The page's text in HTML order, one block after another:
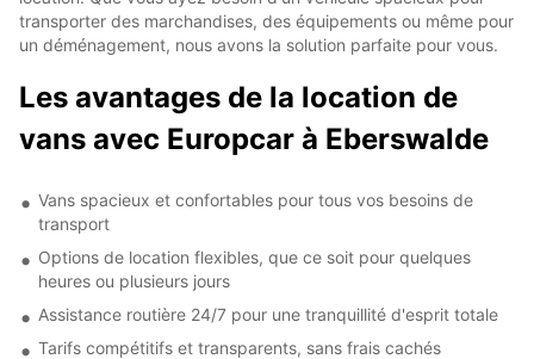
transporter des marchandises, des équipements ou même pour
un déménagement, nous avons la solution parfaite pour vous.
Les avantages de la location de
vans avec Europcar à Eberswalde
Vans spacieux et confortables pour tous vos besoins de
transport
Options de location flexibles, que ce soit pour quelques
heures ou plusieurs jours
Assistance routière 24/7 pour une tranquillité d'esprit totale
Tarifs compétitifs et transparents, sans frais cachés